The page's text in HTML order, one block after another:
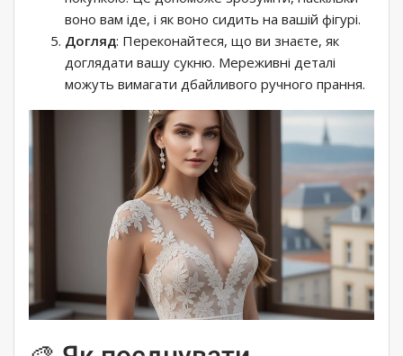
воно вам іде, і як воно сидить на вашій фігурі.
Догляд: Переконайтеся, що ви знаєте, як
доглядати вашу сукню. Мереживні деталі
можуть вимагати дбайливого ручного прання.